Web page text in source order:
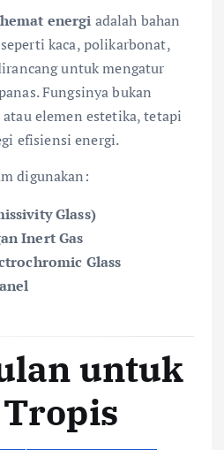
energi adalah bahan
kaca, polikarbonat,
untuk mengatur
Fungsinya bukan
elemen estetika, tetapi
efisiensi energi.
digunakan:
Glass)
Inert Gas
Glass
untuk